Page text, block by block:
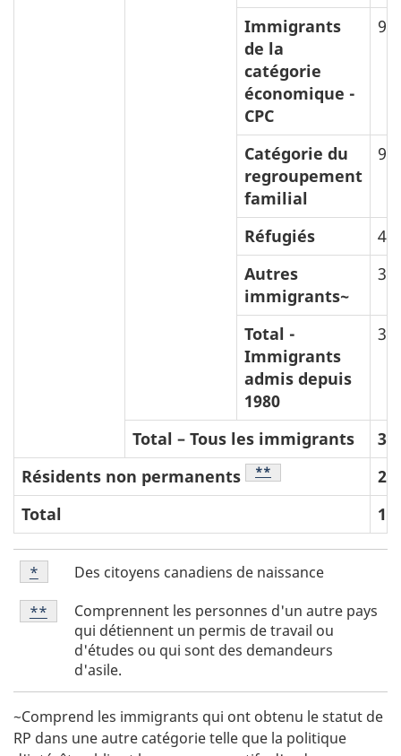
Immigrants
de la
catégorie
économique -
CPC
Catégorie du
regroupement
familial
Réfugiés
Autres
immigrants~
34
Total -
Immigrants
admis depuis
1980
3
Total – Tous les immigrants
3
Résidents non permanents
Note de bas de page
**
Total
15
N
o
d
e
b
Note
de
bas
de
Des citoyens canadiens de naissance
Retour à la référence de la note de bas de page
*
Note
de
Comprennent les personnes d'un autre pays
qui détiennent un permis de travail ou
d'études ou qui sont des demandeurs
d'asile.
Retour à la référence de la note de bas de page
**
~Comprend les immigrants qui ont obtenu le statut de
RP dans une autre catégorie telle que la politique